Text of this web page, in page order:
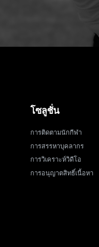
โซลูชั่น
การติดตามนักกีฬา
การสรรหาบุคลากร
การวิเคราะห์วิดีโอ
การอนุญาตสิทธิ์เนื้อหา